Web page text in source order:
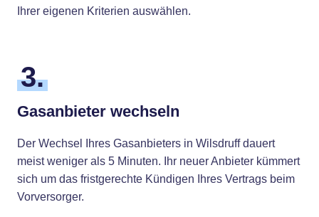
Ihrer eigenen Kriterien auswählen.
3.
Gasanbieter wechseln
Der Wechsel Ihres Gasanbieters in Wilsdruff dauert
meist weniger als 5 Minuten. Ihr neuer Anbieter kümmert
sich um das fristgerechte Kündigen Ihres Vertrags beim
Vorversorger.